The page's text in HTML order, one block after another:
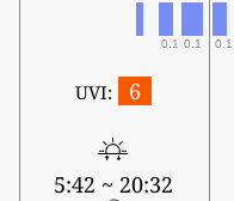
0.1 0.1 0.1
UVI: 6
5:42 ~ 20:32